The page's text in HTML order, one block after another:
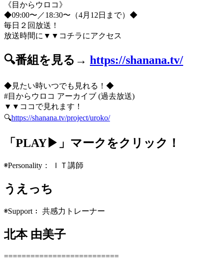
《目からウロコ》
◆09:00〜／18:30〜（4月12日まで）◆
毎日２回放送！
放送時間に▼▼コチラにアクセス
🔍番組を見る→ https://shanana.tv/
◆見たい時いつでも見れる！◆
#目からウロコ アーカイブ (過去放送)
▼▼ココで見れます！
🔍https://shanana.tv/project/uroko/
「PLAY▶」マークをクリック！
◉Personality： ＩＴ講師
うえっち
◉Support： 共感力トレーナー
北本 由美子
==========================